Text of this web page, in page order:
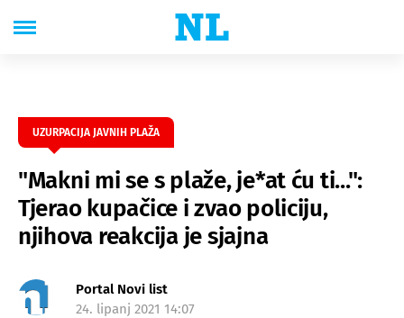
UZURPACIJA JAVNIH PLAŽA
"Makni mi se s plaže, je*at ću ti...":
Tjerao kupačice i zvao policiju,
njihova reakcija je sjajna
Portal Novi list
24. lipanj 2021 14:07